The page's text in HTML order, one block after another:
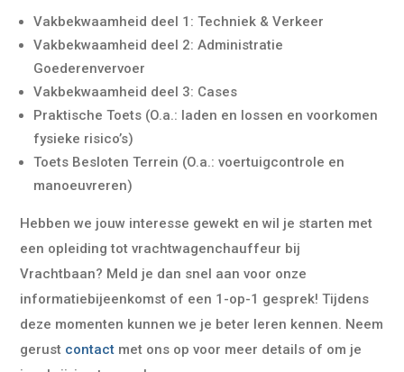
Vakbekwaamheid deel 1: Techniek & Verkeer
Vakbekwaamheid deel 2: Administratie
Goederenvervoer
Vakbekwaamheid deel 3: Cases
Praktische Toets (O.a.: laden en lossen en voorkomen
fysieke risico’s)
Toets Besloten Terrein (O.a.: voertuigcontrole en
manoeuvreren)
Hebben we jouw interesse gewekt en wil je starten met
een opleiding tot vrachtwagenchauffeur bij
Vrachtbaan? Meld je dan snel aan voor onze
informatiebijeenkomst of een 1-op-1 gesprek! Tijdens
deze momenten kunnen we je beter leren kennen. Neem
gerust contact met ons op voor meer details of om je